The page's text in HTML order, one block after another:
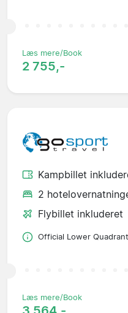
Læs mere/Book
2 755,-
Kampbillet
2
Flybillet inkluderet
Official Lower Quadrant
Læs mere/Book